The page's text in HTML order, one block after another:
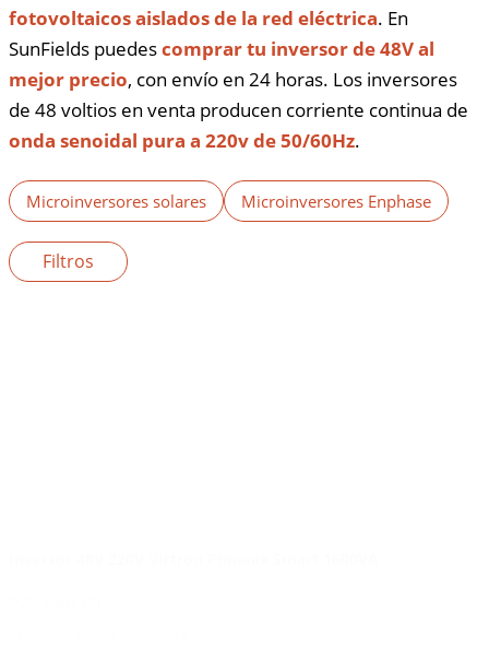
fotovoltaicos aislados de la red eléctrica. En
SunFields puedescomprar tu inversor de 48V al
mejor precio, con envío en 24 horas. Los inversores
de 48 voltios en venta producen corriente continua de
onda senoidal pura a 220v de 50/60Hz.
Microinversores solares Microinversores Enphase
Filtros